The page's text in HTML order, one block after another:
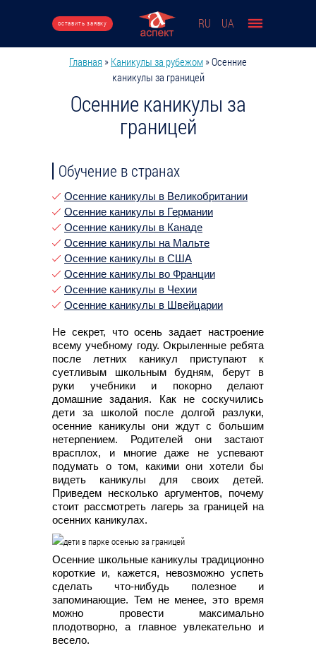
оставить заявку RU UA
Вы здесь
Главная » Каникулы за рубежом »Осенние
каникулы за границей
Осенние каникулы за
границей
Обучение в странах
Осенние каникулы в Великобритании
Осенние каникулы в Германии
Осенние каникулы в Канаде
Осенние каникулы на Мальте
Осенние каникулы в США
Осенние каникулы во Франции
Осенние каникулы в Чехии
Осенние каникулы в Швейцарии
Не секрет, что осень задает настроение
всему учебному году. Окрыленные ребята
после летних каникул приступают к
суетливым школьным будням, берут в
руки учебники и покорно делают
домашние задания. Как не соскучились
дети за школой после долгой разлуки,
осенние каникулы они ждут с большим
нетерпением. Родителей они застают
врасплох, и многие даже не успевают
подумать о том, какими они хотели бы
видеть каникулы для своих детей.
Приведем несколько аргументов, почему
стоит рассмотреть лагерь за границей на
осенних каникулах.
Осенние школьные каникулы традиционно
короткие и, кажется, невозможно успеть
сделать что-нибудь полезное и
запоминающие. Тем не менее, это время
можно провести максимально
плодотворно, а главное увлекательно и
весело.